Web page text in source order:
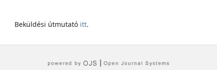
Beküldési útmutató itt.